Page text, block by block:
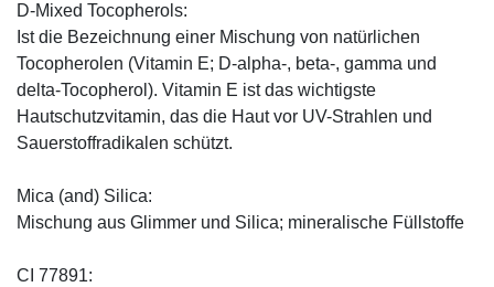
D-Mixed Tocopherols:
Ist die Bezeichnung einer Mischung von natürlichen
Tocopherolen (Vitamin E; D-alpha-, beta-, gamma und
delta-Tocopherol). Vitamin E ist das wichtigste
Hautschutzvitamin, das die Haut vor UV-Strahlen und
Sauerstoffradikalen schützt.
Mica (and) Silica:
Mischung aus Glimmer und Silica; mineralische Füllstoffe
CI 77891: